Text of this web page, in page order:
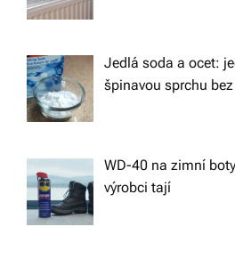
i
o
n
Jedlá soda a ocet:
špinavou sprchu
WD-40 na zimní
výrobci tají